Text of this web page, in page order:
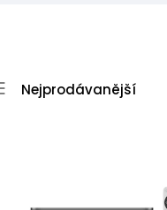
Nejprodávanější